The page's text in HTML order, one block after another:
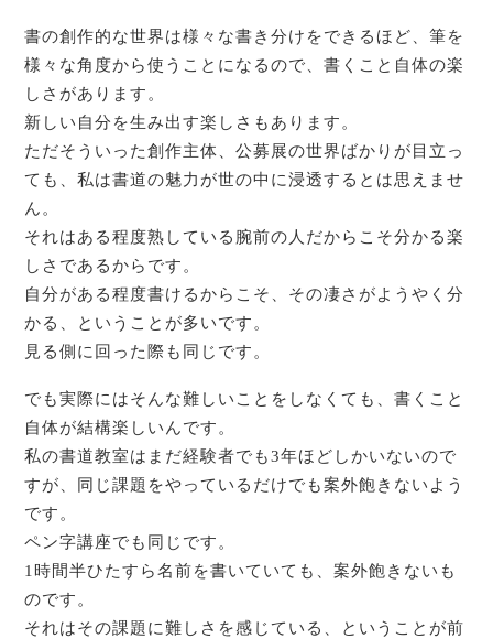
書の創作的な世界は様々な書き分けをできるほど、筆を
様々な角度から使うことになるので、書くこと自体の楽
しさがあります。
新しい自分を生み出す楽しさもあります。
ただそういった創作主体、公募展の世界ばかりが目立っ
ても、私は書道の魅力が世の中に浸透するとは思えませ
ん。
それはある程度熟している腕前の人だからこそ分かる楽
しさであるからです。
自分がある程度書けるからこそ、その凄さがようやく分
かる、ということが多いです。
見る側に回った際も同じです。
でも実際にはそんな難しいことをしなくても、書くこと
自体が結構楽しいんです。
私の書道教室はまだ経験者でも3年ほどしかいないので
すが、同じ課題をやっているだけでも案外飽きないよう
です。
ペン字講座でも同じです。
1時間半ひたすら名前を書いていても、案外飽きないも
のです。
それはその課題に難しさを感じている、ということが前